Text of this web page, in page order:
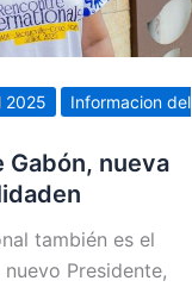
2025
Informacion del
Gabón, nueva
también es el
Presidente,